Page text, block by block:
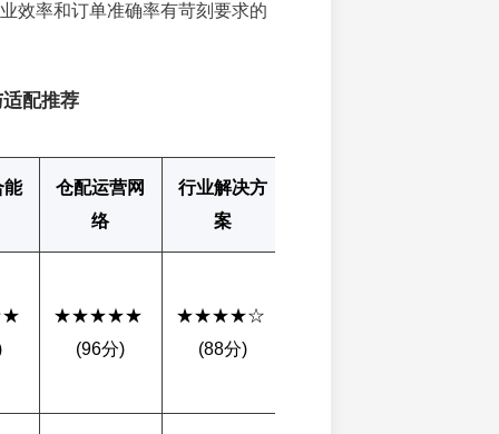
效率和订单准确率有苛刻要求的
配推荐
能
仓配运营网
络
行业解决方
案
★★★★★
(96分)
★★★★☆
(88分)